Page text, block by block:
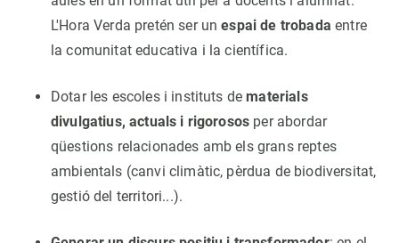
L'Hora Verda pretén ser unespai de trobada entre
la comunitat educativa i la científica.
Dotar les escoles i instituts dematerials
divulgatius, actuals i rigorosos per abordar
qüestions relacionades amb els grans reptes
ambientals (canvi climàtic, pèrdua de biodiversitat,
gestió del territori...).